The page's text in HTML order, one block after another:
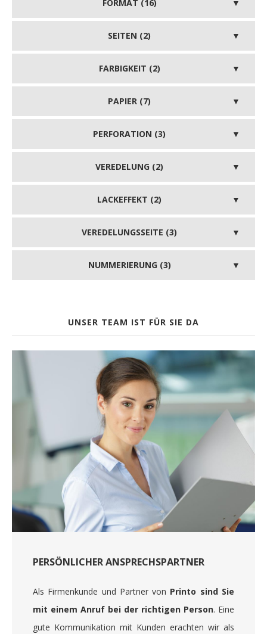
FORMAT (16)
SEITEN (2)
FARBIGKEIT (2)
PAPIER (7)
PERFORATION (3)
VEREDELUNG (2)
LACKEFFEKT (2)
VEREDELUNGSSEITE (3)
NUMMERIERUNG (3)
UNSER TEAM IST FÜR SIE DA
PERSÖNLICHER ANSPRECHSPARTNER
Als Firmenkunde und Partner von Printo sind Sie
mit einem Anruf bei der richtigen Person. Eine
gute Kommunikation mit Kunden erachten wir als